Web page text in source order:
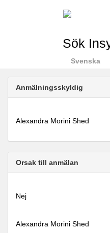
Sök
Svenska
Anmälningsskyldig
Alexandra Morini Shed
Orsak till anmälan
Nej
Alexandra Morini Shed